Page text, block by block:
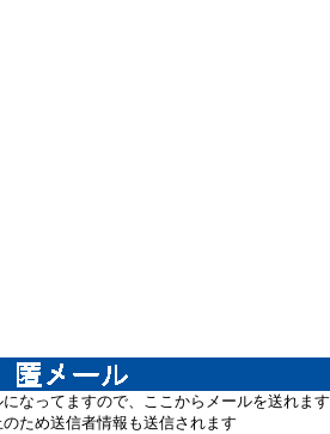
なってますので、ここからメールを送れます
ため送信者情報も送信されます